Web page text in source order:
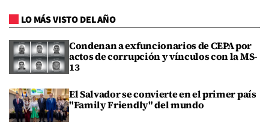
LO MÁS VISTO DEL AÑO
Condenan a exfuncionarios de CEPA por
actos de corrupción y vínculos con la MS-
13
El Salvador se convierte en el primer país
"Family Friendly" del mundo